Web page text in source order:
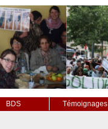
BDS Témoignages